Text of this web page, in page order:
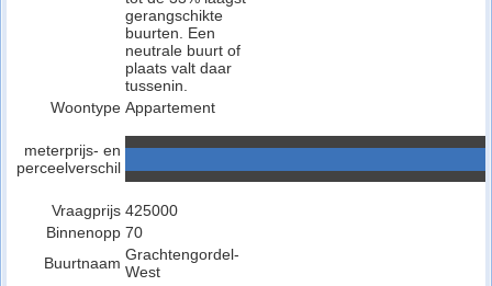
gerangschikte
buurten. Een
neutrale buurt of
plaats valt daar
tussenin.
Woontype Appartement
meterprijs- en
perceelverschil
Vraagprijs 425000
Binnenopp 70
Buurtnaam Grachtengordel-
West